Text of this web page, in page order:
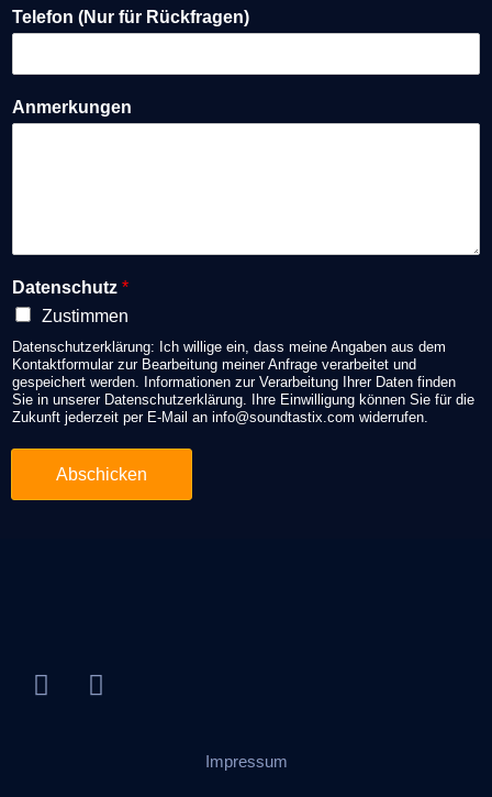
Telefon (Nur für Rückfragen)
Anmerkungen
Datenschutz *
Zustimmen
Datenschutzerklärung: Ich willige ein, dass meine Angaben aus dem
Kontaktformular zur Bearbeitung meiner Anfrage verarbeitet und
gespeichert werden. Informationen zur Verarbeitung Ihrer Daten finden
Sie in unserer Datenschutzerklärung. Ihre Einwilligung können Sie für die
Zukunft jederzeit per E-Mail an info@soundtastix.com widerrufen.
Abschicken
Impressum